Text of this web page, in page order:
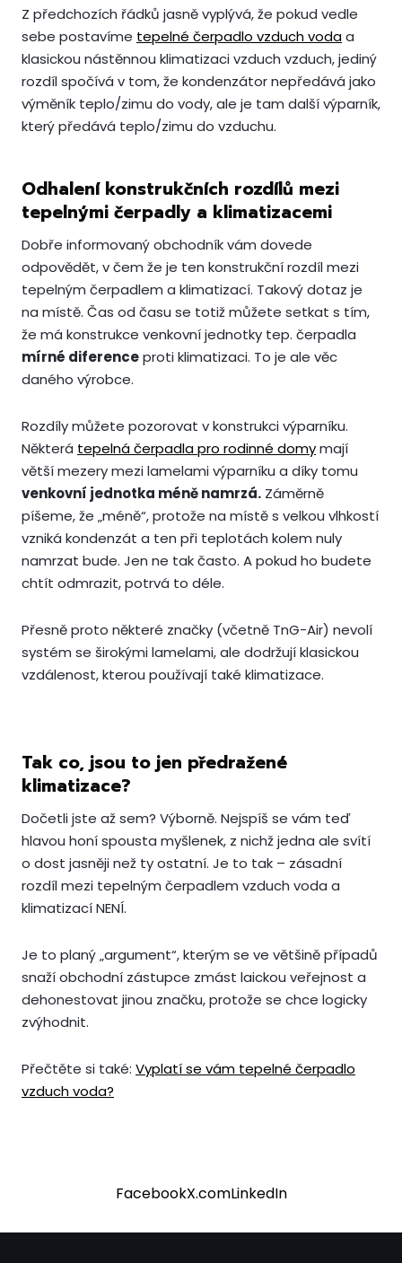
Z předchozích řádků jasně vyplývá, že pokud vedle
sebe postavíme tepelné čerpadlo vzduch vodaa
klasickou nástěnnou klimatizaci vzduch vzduch, jediný
rozdíl spočívá v tom, že kondenzátor nepředává jako
výměník teplo/zimu do vody, ale je tam další výparník,
který předává teplo/zimu do vzduchu.
Odhalení konstrukčních rozdílů mezi
tepelnými čerpadly a klimatizacemi
Dobře informovaný obchodník vám dovede
odpovědět, v čem že je ten konstrukční rozdíl mezi
tepelným čerpadlem a klimatizací. Takový dotaz je
na místě. Čas od času se totiž můžete setkat s tím,
že má konstrukce venkovní jednotky tep. čerpadla
mírné diferenceproti klimatizaci. To je ale věc
daného výrobce.
Rozdíly můžete pozorovat v konstrukci výparníku.
Některá tepelná čerpadla pro rodinné domymají
větší mezery mezi lamelami výparníku a díky tomu
venkovní jednotka méně namrzá. Záměrně
píšeme, že „méně“, protože na místě s velkou vlhkostí
vzniká kondenzát a ten při teplotách kolem nuly
namrzat bude. Jen ne tak často. A pokud ho budete
chtít odmrazit, potrvá to déle.
Přesně proto některé značky (včetně TnG-Air) nevolí
systém se širokými lamelami, ale dodržují klasickou
vzdálenost, kterou používají také klimatizace.
Tak co, jsou to jen předražené
klimatizace?
Dočetli jste až sem? Výborně. Nejspíš se vám teď
hlavou honí spousta myšlenek, z nichž jedna ale svítí
o dost jasněji než ty ostatní. Je to tak – zásadní
rozdíl mezi tepelným čerpadlem vzduch voda a
klimatizací NENÍ.
Je to planý „argument“, kterým se ve většině případů
snaží obchodní zástupce zmást laickou veřejnost a
dehonestovat jinou značku, protože se chce logicky
zvýhodnit.
Přečtěte si také: Vyplatí se vám tepelné čerpadlo
vzduch voda?
FacebookX.comLinkedIn